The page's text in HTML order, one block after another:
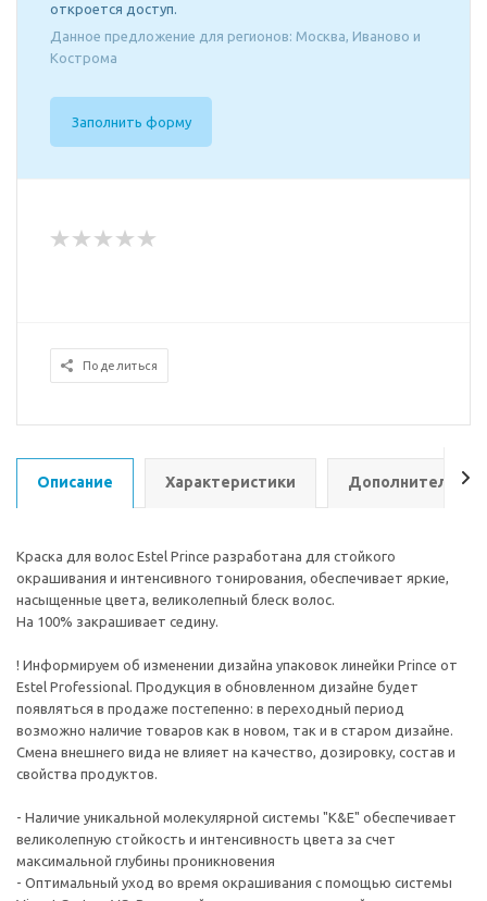
откроется доступ.
Данное предложение для регионов: Москва, Иваново и
Кострома
Заполнить форму
Поделиться
Описание Характеристики Дополнительно
Краска для волос Estel Prince разработана для стойкого
окрашивания и интенсивного тонирования, обеспечивает яркие,
насыщенные цвета, великолепный блеск волос.
На 100% закрашивает седину.
! Информируем об изменении дизайна упаковок линейки Prince от
Estel Professional. Продукция в обновленном дизайне будет
появляться в продаже постепенно: в переходный период
возможно наличие товаров как в новом, так и в старом дизайне.
Смена внешнего вида не влияет на качество, дозировку, состав и
свойства продуктов.
- Наличие уникальной молекулярной системы "K&E" обеспечивает
великолепную стойкость и интенсивность цвета за счет
максимальной глубины проникновения
- Оптимальный уход во время окрашивания с помощью системы